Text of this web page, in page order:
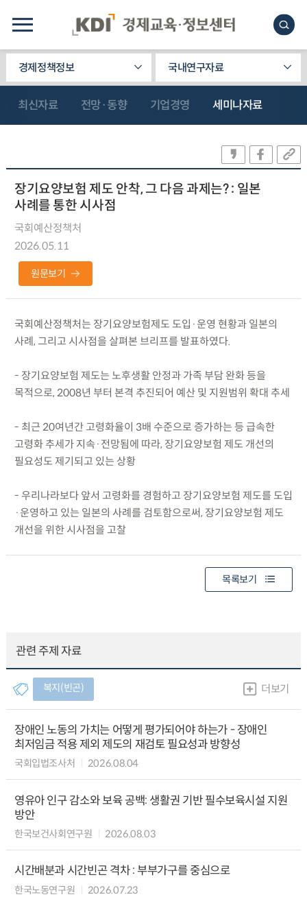
경제정책정보 국내연구자료
최신자료 전망·동향 기업경영 세미나자료
장기요양보험 제도 안착, 그 다음 과제는? : 일본
사례를 통한 시사점
국회예산정책처
2026.05.11
원문보기
국회예산정책처는 장기요양보험제도 도입·운영 현황과 일본의
사례, 그리고 시사점을 살펴본 브리프를 발표하였다.
- 장기요양보험 제도는 노후생활 안정과 가족 부담 완화 등을
목적으로, 2008년 부터 본격 추진되어 예산 및 지원범위 확대 추세
- 최근 20여년간 고령화율이 3배 수준으로 증가하는 등 급속한
고령화 추세가 지속·전망됨에 따라, 장기요양보험 제도 개선의
필요성도 제기되고 있는 상황
- 우리나라보다 앞서 고령화를 경험하고 장기요양보험 제도를 도입
·운영하고 있는 일본의 사례를 검토함으로써, 장기요양보험 제도
개선을 위한 시사점을 고찰
목록보기
관련 주제 자료
복지(빈곤) 더보기
장애인 노동의 가치는 어떻게 평가되어야 하는가 - 장애인
최저임금 적용 제외 제도의 재검토 필요성과 방향성
국회입법조사처 2026.08.04
영유아 인구 감소와 보육 공백: 생활권 기반 필수보육시설 지원
방안
한국보건사회연구원 2026.08.03
시간배분과 시간빈곤 격차 : 부부가구를 중심으로
한국노동연구원 2026.07.23